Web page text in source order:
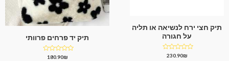
תיק חצי ירח לנשיאה או תליה
על חגורה
דורג230.90₪
תיק יד פרחים פרוותי
דורג180.90₪